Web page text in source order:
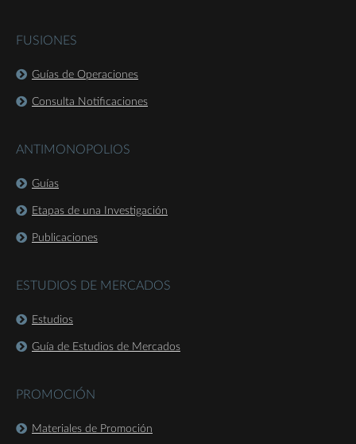
FUSIONES
Guías de Operaciones
Consulta Notificaciones
ANTIMONOPOLIOS
Guías
Etapas de una Investigación
Publicaciones
ESTUDIOS DE MERCADOS
Estudios
Guía de Estudios de Mercados
PROMOCIÓN
Materiales de Promoción